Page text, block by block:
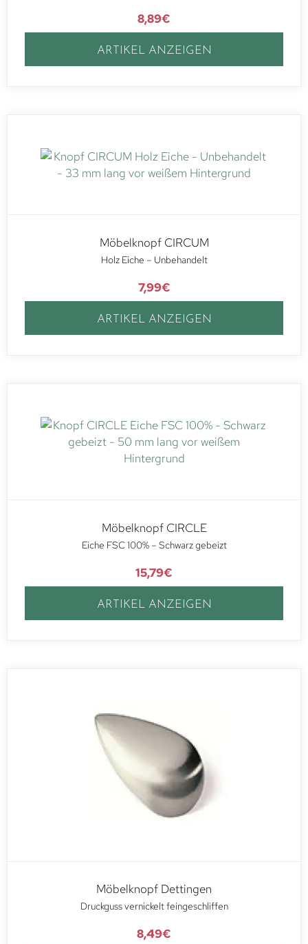
8,89€
ARTIKEL ANZEIGEN
Möbelknopf CIRCUM
Holz Eiche – Unbehandelt
7,99€
ARTIKEL ANZEIGEN
Möbelknopf CIRCLE
Eiche FSC 100% – Schwarz gebeizt
15,79€
ARTIKEL ANZEIGEN
Möbelknopf Dettingen
Druckguss vernickelt feingeschliffen
8,49€